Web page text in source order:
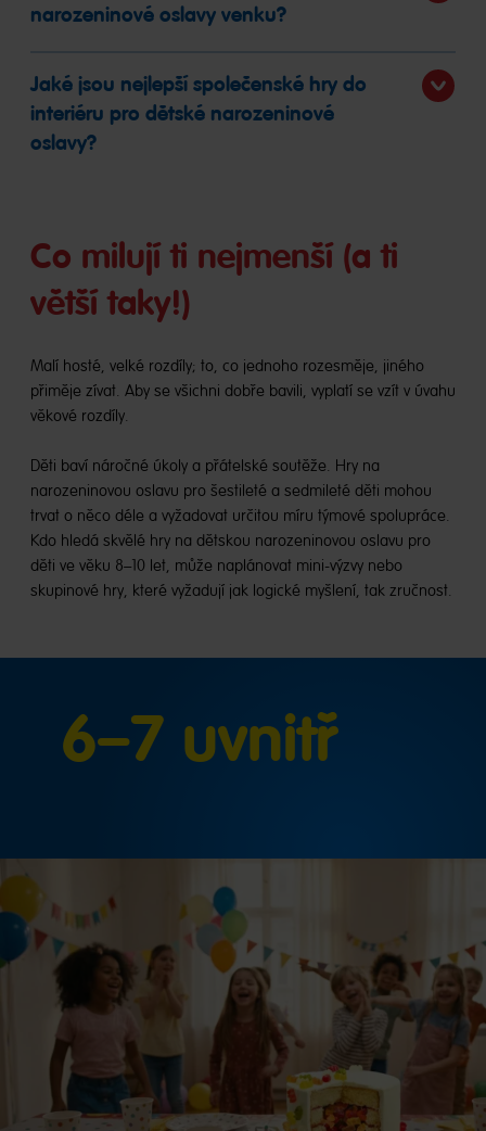
narozeninové oslavy venku?
Jaké jsou nejlepší společenské hry do
interiéru pro dětské narozeninové
oslavy?
Co milují ti nejmenší (a ti
větší taky!)
Malí hosté, velké rozdíly; to, co jednoho rozesměje, jiného
přiměje zívat. Aby se všichni dobře bavili, vyplatí se vzít v úvahu
věkové rozdíly.
Děti baví náročné úkoly a přátelské soutěže. Hry na
narozeninovou oslavu pro šestileté a sedmileté děti mohou
trvat o něco déle a vyžadovat určitou míru týmové spolupráce.
Kdo hledá skvělé hry na dětskou narozeninovou oslavu pro
děti ve věku 8–10 let, může naplánovat mini-výzvy nebo
skupinové hry, které vyžadují jak logické myšlení, tak zručnost.
6–7 uvnitř